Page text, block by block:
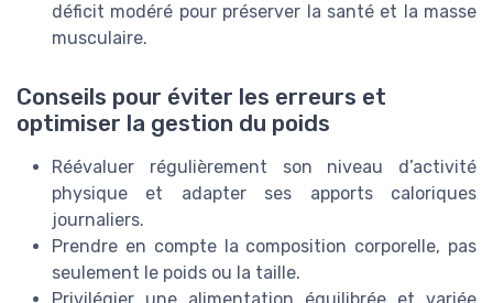
déficit modéré pour préserver la santé et la masse
musculaire.
Conseils pour éviter les erreurs et
optimiser la gestion du poids
Réévaluer régulièrement son niveau d’activité
physique et adapter ses apports caloriques
journaliers.
Prendre en compte la composition corporelle, pas
seulement le poids ou la taille.